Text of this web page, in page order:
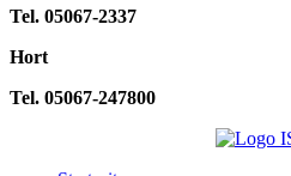
Tel. 05067-2337
Hort
Tel. 05067-247800